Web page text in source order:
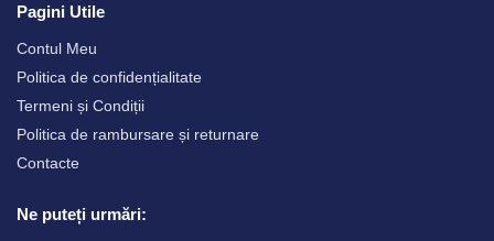
Pagini Utile
Contul Meu
Politica de confidențialitate
Termeni și Condiții
Politica de rambursare și returnare
Contacte
Ne puteți urmări: